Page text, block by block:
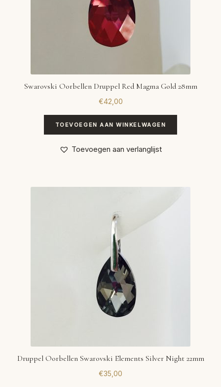
Swarovski Oorbellen Druppel Red Magma Gold 28mm
€42,00
TOEVOEGEN AAN WINKELWAGEN
Toevoegen aan verlanglijst
Druppel Oorbellen Swarovski Elements Silver Night 22mm
€35,00